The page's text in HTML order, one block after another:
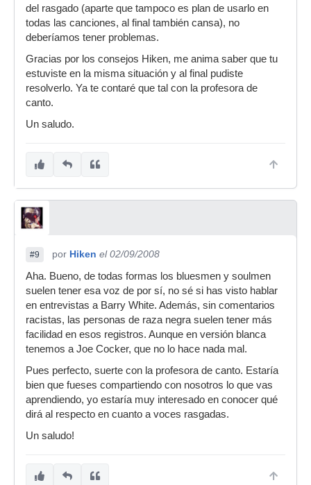
del rasgado (aparte que tampoco es plan de usarlo en
todas las canciones, al final también cansa), no
deberíamos tener problemas.
Gracias por los consejos Hiken, me anima saber que tu
estuviste en la misma situación y al final pudiste
resolverlo. Ya te contaré que tal con la profesora de
canto.
Un saludo.
#9 por Hiken el 02/09/2008
Aha. Bueno, de todas formas los bluesmen y soulmen
suelen tener esa voz de por sí, no sé si has visto hablar
en entrevistas a Barry White. Además, sin comentarios
racistas, las personas de raza negra suelen tener más
facilidad en esos registros. Aunque en versión blanca
tenemos a Joe Cocker, que no lo hace nada mal.
Pues perfecto, suerte con la profesora de canto. Estaría
bien que fueses compartiendo con nosotros lo que vas
aprendiendo, yo estaría muy interesado en conocer qué
dirá al respecto en cuanto a voces rasgadas.
Un saludo!